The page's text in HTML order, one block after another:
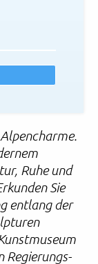
Ruhe und
Sie
entlang der
Regierungs-